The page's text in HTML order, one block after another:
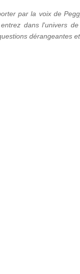
par la voix de
dans l'univers
dérangeantes